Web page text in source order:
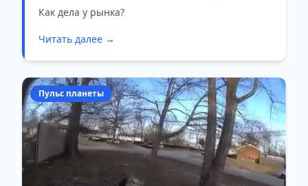
утро 13 февраля
Как дела у рынка?
Читать далее →
Пульс планеты